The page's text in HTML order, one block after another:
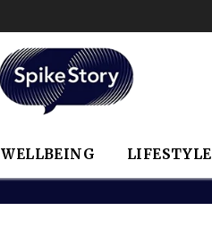
WELLBEING LIFESTYLE